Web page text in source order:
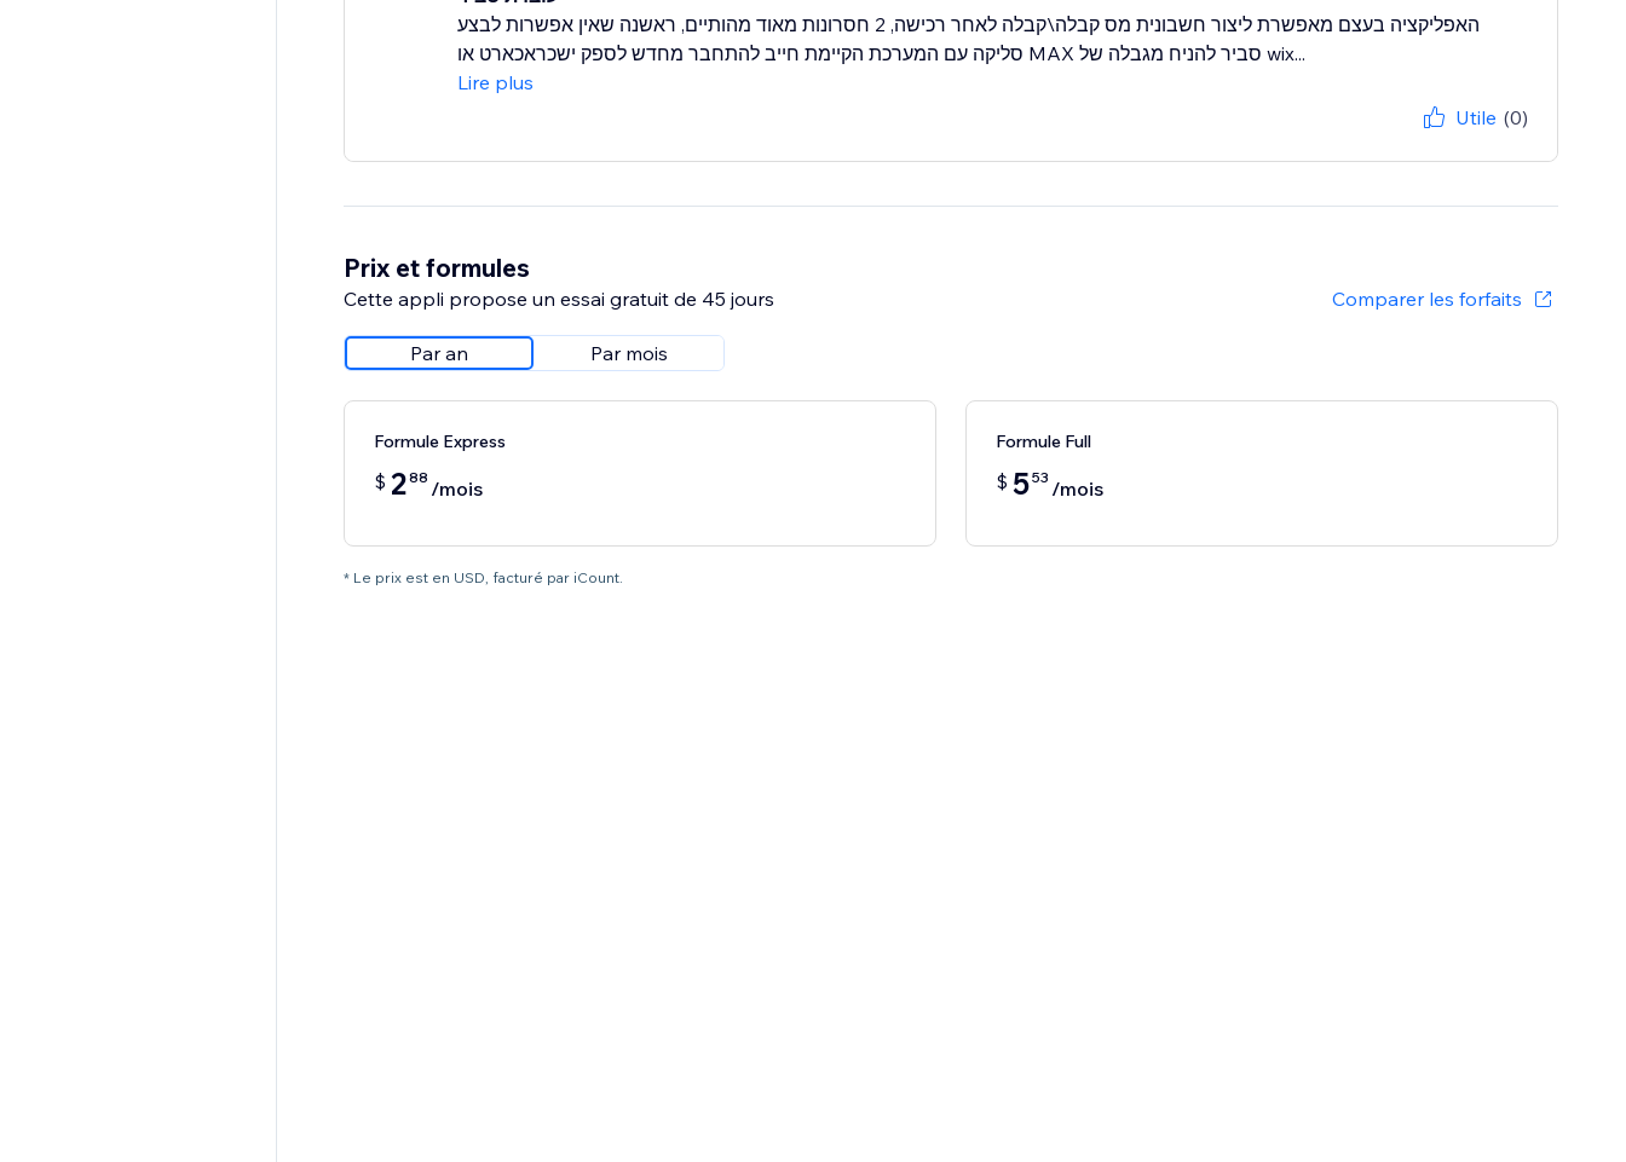
האפליקציה בעצם מאפשרת ליצור חשבונית מס קבלה\קבלה לאחר רכישה, 2 חסרונות מאוד מהותיים, ראשנה שאין אפשרות לבצע
סליקה עם המערכת הקיימת חייב להתחבר מחדש לספק ישכראכארט או MAX סביר להניח מגבלה של wix...
Lire plus
Utile (0)
Prix et formules
Cette appli propose un essai gratuit de 45 jours Comparer les forfaits
Par an Par mois
Formule Express
$ 288 /mois
Formule Full
$ 553 /mois
* Le prix est en USD, facturé par iCount.